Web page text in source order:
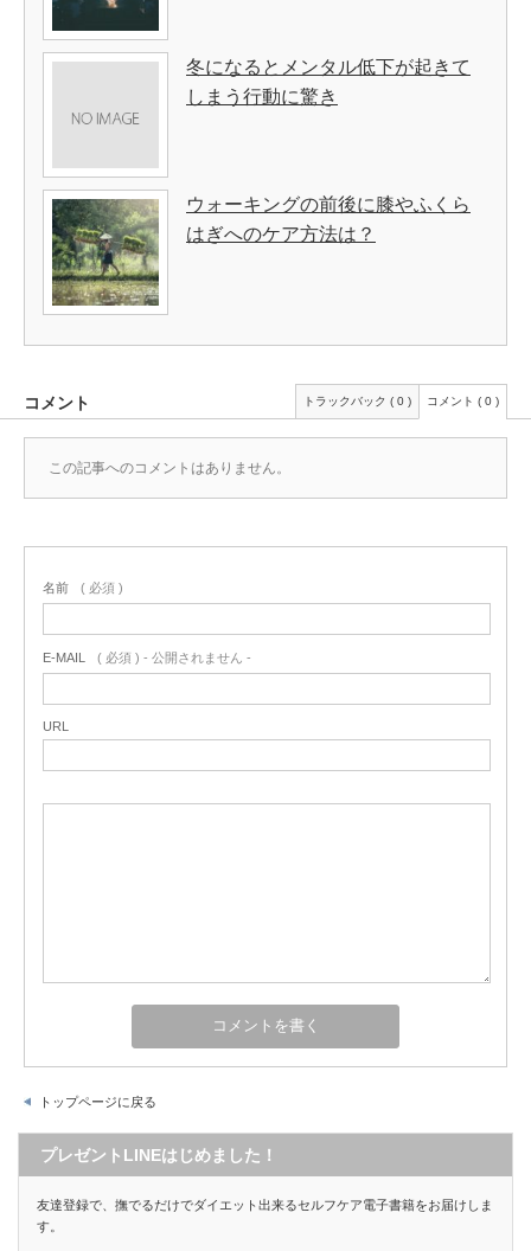
冬になるとメンタル低下が起きて
しまう行動に驚き
ウォーキングの前後に膝やふくら
はぎへのケア方法は？
コメント トラックバック ( 0 ) コメント ( 0 )
この記事へのコメントはありません。
名前 ( 必須 )
E-MAIL ( 必須 ) - 公開されません -
URL
トップページに戻る
プレゼントLINEはじめました！
友達登録で、撫でるだけでダイエット出来るセルフケア電子書籍をお届けしま
す。